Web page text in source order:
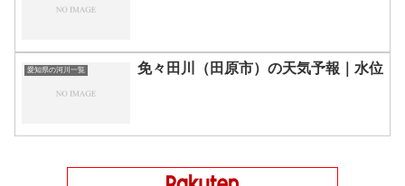
愛知県の河川一覧 免々田川（田原市）の天気予報｜水位